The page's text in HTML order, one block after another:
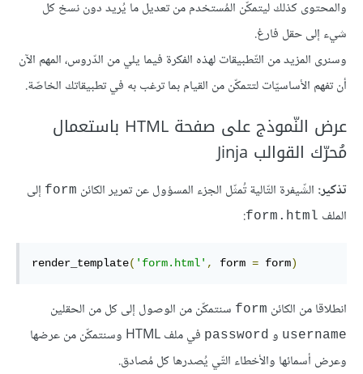
والمحتوى كذلك ليتمكّن المُستخدم من تعديل ما يُريد دون نسخ كل
شيء إلى حقل فارغ.
وسنرى المزيد من التّطبيقات لهذه الفكرة فيما يلي من الدّروس، المهم الآن
أن تفهم الأساسيّات لتتمكّن من القيام بما ترغب به في تطبيقاتك الخاصّة.
عرض النّموذج على صفحة HTML باستعمال
مُحرّك القوالب Jinja
تذكير: الشّيفرة التّالية تُمثّل الجزء المسؤول عن تمرير الكائن form إلى
الملف form.html
:
render_template( 'form.html' , form = form)
انطلاقا من الكائن form سنتمكّن من الوصول إلى كل من الحقلين
username و password
في ملف HTML وسنتمكّن من عرضها
وعرض أسمائها والأخطاء التّي يُصدرها كل مُصادق.